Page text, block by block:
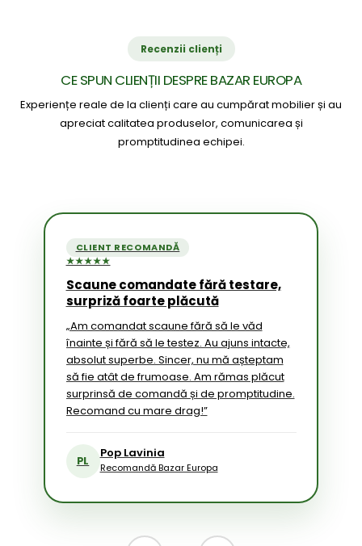
Recenzii clienți
CE SPUN CLIENȚII DESPRE BAZAR EUROPA
Experiențe reale de la clienți care au cumpărat mobilier și au
apreciat calitatea produselor, comunicarea și
promptitudinea echipei.
CLIENT RECOMANDĂ
★★★★★
Scaune comandate fără testare,
surpriză foarte plăcută
„Am comandat scaune fără să le văd
înainte și fără să le testez. Au ajuns intacte,
absolut superbe. Sincer, nu mă așteptam
să fie atât de frumoase. Am rămas plăcut
surprinsă de comandă și de promptitudine.
Recomand cu mare drag!”
PL
Pop Lavinia
Recomandă Bazar Europa